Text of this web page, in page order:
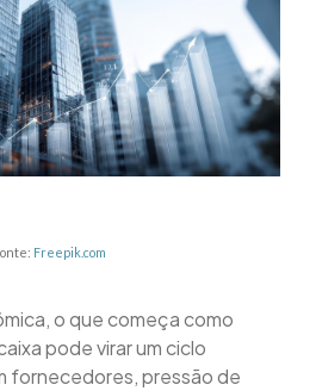
Freepik.com
o que começa como
pode virar um ciclo
fornecedores, pressão de